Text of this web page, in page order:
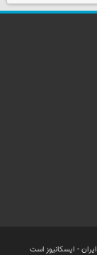
- ایسکانیوز است